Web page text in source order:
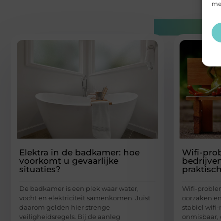
Elektra in de badkamer: hoe
voorkomt u gevaarlijke
situaties?
De badkamer is een plek waar water,
vocht en elektriciteit samenkomen. Juist
daarom gelden hier strenge
veiligheidsregels. Bij de aanleg
Wifi-
Wifi-
oorzaken
stabiel
onmisbaar,